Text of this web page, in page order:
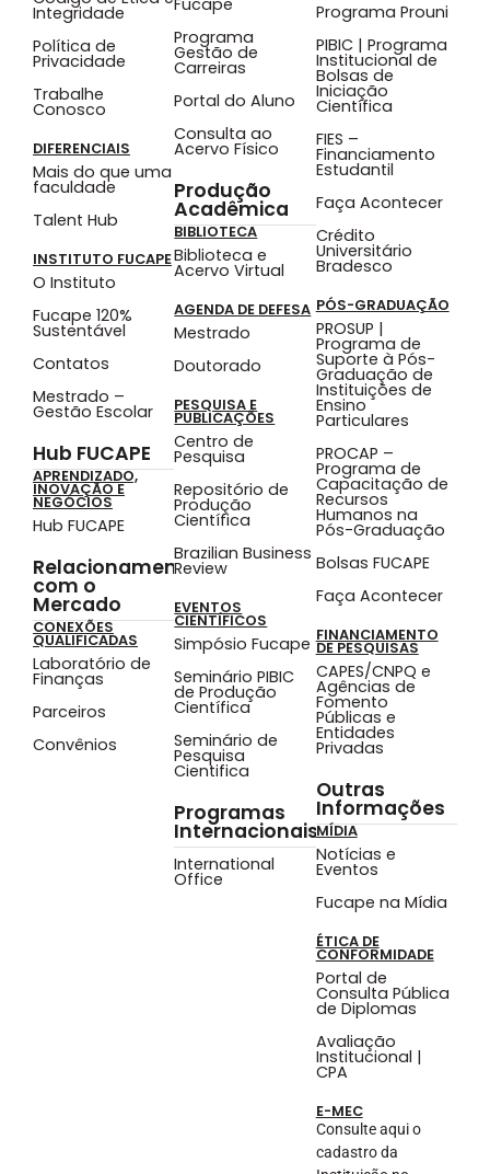
Integridade
Política de
Privacidade
Trabalhe
Conosco
DIFERENCIAIS
Mais do que uma
faculdade
Talent Hub
INSTITUTO FUCAPE
O Instituto
Fucape 120%
Sustentável
Contatos
Mestrado –
Gestão Escolar
Hub FUCAPE
APRENDIZADO,
INOVAÇÃO E
NEGÓCIOS
Hub FUCAPE
Relacionamento
com o
Mercado
CONEXÕES
QUALIFICADAS
Laboratório de
Finanças
Parceiros
Convênios
Programa
Gestão de
Carreiras
Portal do Aluno
Consulta ao
Acervo Físico
Produção
Acadêmica
BIBLIOTECA
Biblioteca e
Acervo Virtual
AGENDA DE DEFESA
Mestrado
Doutorado
PESQUISA E
PUBLICAÇÕES
Centro de
Pesquisa
Repositório de
Produção
Científica
Brazilian Business
Review
EVENTOS
CIENTÍFICOS
Simpósio Fucape
Seminário PIBIC
de Produção
Científica
Seminário de
Pesquisa
Cientifica
Programas
Internacionais
International
Office
Programa Prouni
PIBIC | Programa
Institucional de
Bolsas de
Iniciação
Científica
FIES –
Financiamento
Estudantil
Faça Acontecer
Crédito
Universitário
Bradesco
PÓS-GRADUAÇÃO
PROSUP |
Programa de
Suporte à Pós-
Graduação de
Instituições de
Ensino
Particulares
PROCAP –
Programa de
Capacitação de
Recursos
Humanos na
Pós-Graduação
Bolsas FUCAPE
Faça Acontecer
FINANCIAMENTO
DE PESQUISAS
CAPES/CNPQ e
Agências de
Fomento
Públicas e
Entidades
Privadas
Outras
Informações
MÍDIA
Notícias e
Eventos
Fucape na Mídia
ÉTICA DE
CONFORMIDADE
Portal de
Consulta Pública
de Diplomas
Avaliação
Institucional |
CPA
E-MEC
Consulte aqui o
cadastro da